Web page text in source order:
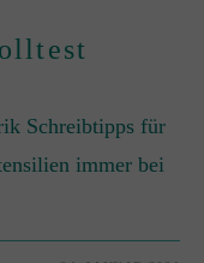
Schreibtipps für
immer bei